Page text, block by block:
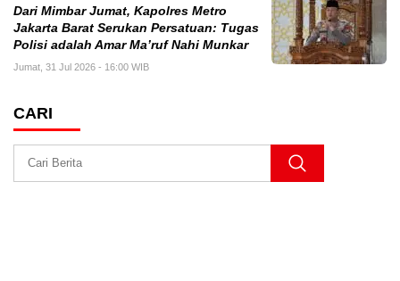
Dari Mimbar Jumat, Kapolres Metro
Jakarta Barat Serukan Persatuan: Tugas
Polisi adalah Amar Ma’ruf Nahi Munkar
Jumat, 31 Jul 2026 - 16:00 WIB
CARI